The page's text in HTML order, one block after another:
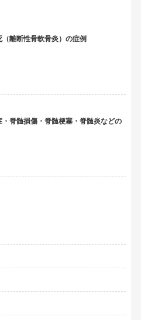
離断性骨軟骨炎）の症例
脊髄損傷・脊髄梗塞・脊髄炎などの